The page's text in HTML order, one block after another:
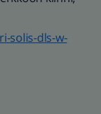
solis-dls-w-